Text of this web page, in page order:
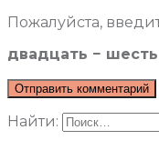
Пожалуйста,
двадцать − шесть
Найти: